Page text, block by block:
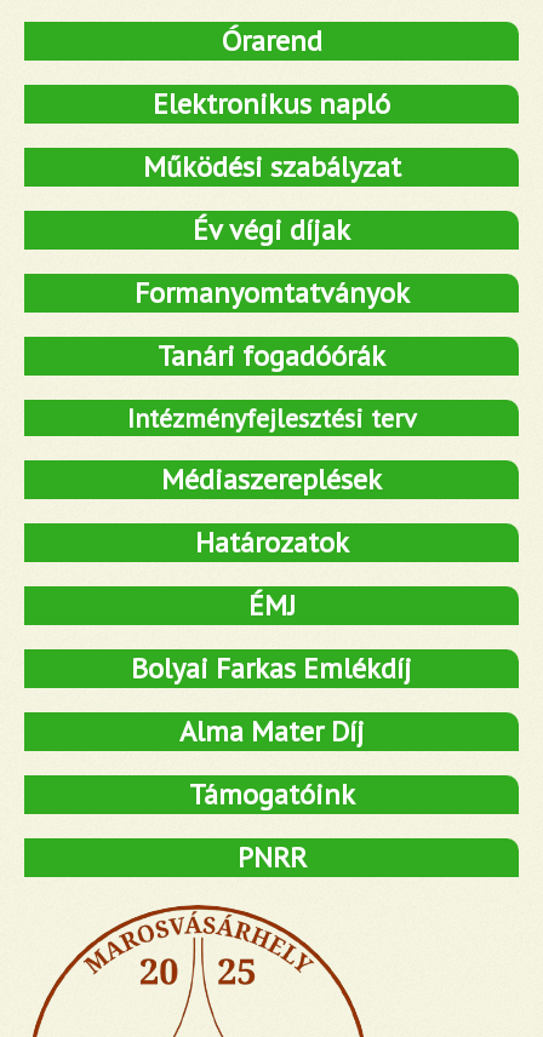
Órarend
Elektronikus napló
Működési szabályzat
Év végi díjak
Formanyomtatványok
Tanári fogadóórák
Intézményfejlesztési terv
Médiaszereplések
Határozatok
ÉMJ
Bolyai Farkas Emlékdíj
Alma Mater Díj
Támogatóink
PNRR